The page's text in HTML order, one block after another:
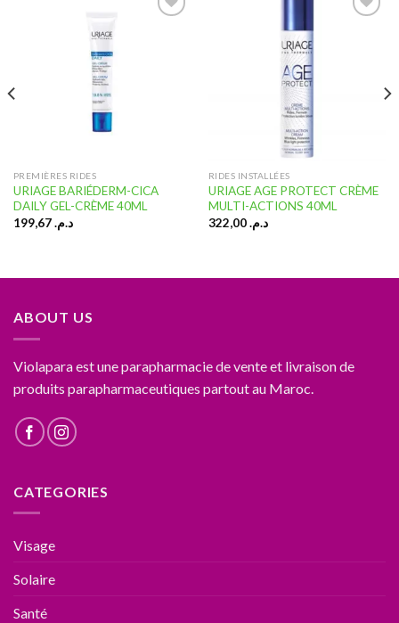
PREMIÈRES RIDES
URIAGE BARIÉDERM-CICA
DAILY GEL-CRÈME 40ML
د.م.199,67
RIDES INSTALLÉES
URIAGE AGE PROTECT CRÈME
MULTI-ACTIONS 40ML
د.م.322,00
ABOUT US
Violapara est une parapharmacie de vente et livraison de
produits parapharmaceutiques partout au Maroc.
CATEGORIES
Visage
Solaire
Santé